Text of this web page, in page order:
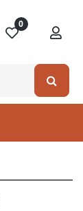
0